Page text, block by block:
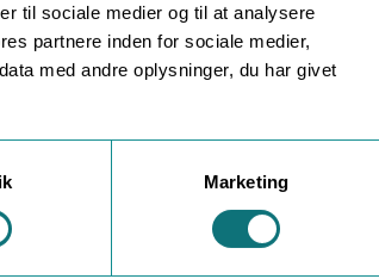
til sociale medier og til at analysere
partnere inden for sociale medier,
med andre oplysninger, du har givet
Marketing